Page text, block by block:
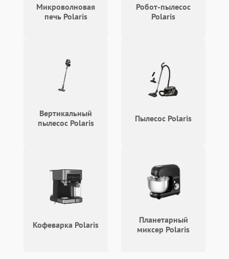
Микроволновая
печь Polaris
Робот-пылесос
Polaris
Вертикальный
пылесос Polaris
Пылесос Polaris
Кофеварка Polaris
Планетарный
миксер Polaris